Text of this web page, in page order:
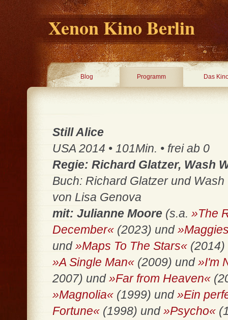
Xenon Kino Berlin
Blog Programm Das
Still Alice
USA 2014 • 101Min. • frei ab 0
Regie: Richard Glatzer, Wash
Buch: Richard Glatzer und
von Lisa Genova
mit: Julianne Moore (s.a. »The
December« (2023) und
und»Maps To The Stars«
»A Single Man« (2009) und»I'm
2007) und»Far from Heaven«
»Magnolia« (1999) und»Ein
Fortune« (1998) und»Psycho«